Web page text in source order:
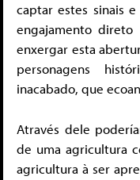
captar estes sinais
engajamento
enxergar esta
personagens
inacabado, que
Através dele
de uma agricultura
agricultura à ser